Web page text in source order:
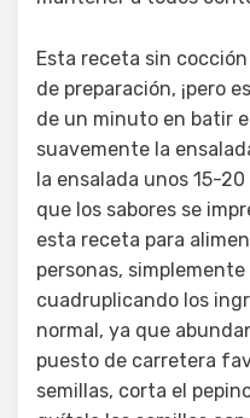
Esta receta sin
de preparación, ¡pero
de un minuto en batir
suavemente la
la ensalada unos 15-
que los sabores se
esta receta para
personas,
cuadruplicando los
normal, ya que
puesto de carretera
semillas, corta el